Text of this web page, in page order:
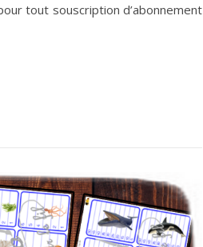
tout souscription d’abonnement